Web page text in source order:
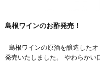
島根ワインのお酢発売！
島根ワインの原酒を醸造した
発売いたしました。 やわらかい